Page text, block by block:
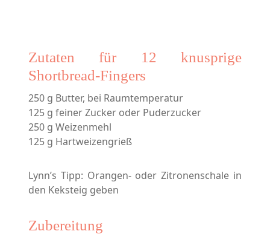
Zutaten für 12 knusprige
Shortbread-Fingers
250 g Butter, bei Raumtemperatur
125 g feiner Zucker oder Puderzucker
250 g Weizenmehl
125 g Hartweizengrieß
Lynn’s Tipp: Orangen- oder Zitronenschale in
den Keksteig geben
Zubereitung